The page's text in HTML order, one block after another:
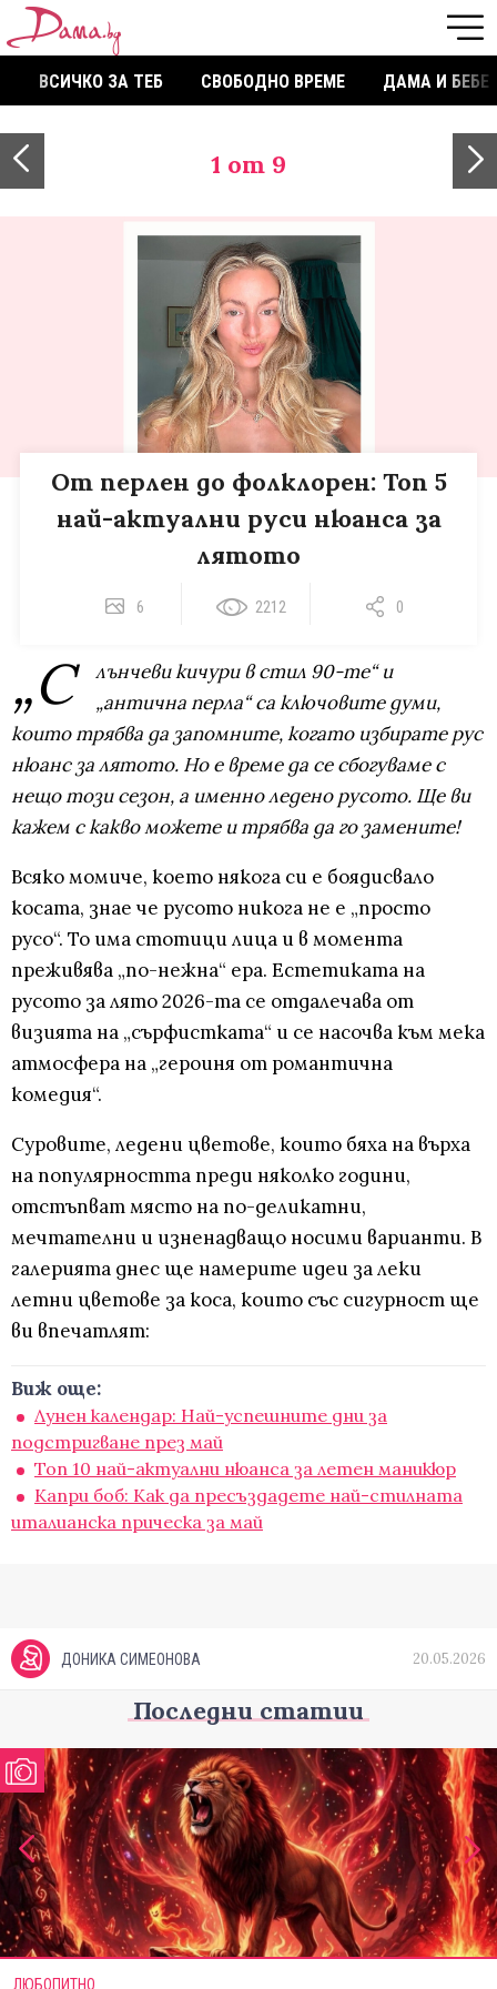
ВСИЧКО ЗА ТЕБ СВОБОДНО ВРЕМЕ ДАМА И БЕБЕ
1 от 9
От перлен до фолклорен: Топ 5
най-актуални руси нюанса за
лятото
6 2212 0
„С
лънчеви кичури в стил 90-те“ и
„антична перла“ са ключовите думи,
които трябва да запомните, когато избирате рус
нюанс за лятото. Но е време да се сбогуваме с
нещо този сезон, а именно ледено русото. Ще ви
кажем с какво можете и трябва да го замените!
Всяко момиче, което някога си е боядисвало
косата, знае че русото никога не е „просто
русо“. То има стотици лица и в момента
преживява „по-нежна“ ера. Естетиката на
русото за лято 2026-та се отдалечава от
визията на „сърфистката“ и се насочва към мека
атмосфера на „героиня от романтична
комедия“.
Суровите, ледени цветове, които бяха на върха
на популярността преди няколко години,
отстъпват място на по-деликатни,
мечтателни и изненадващо носими варианти. В
галерията днес ще намерите идеи за леки
летни цветове за коса, които със сигурност ще
ви впечатлят:
Виж още:
Лунен календар: Най-успешните дни за
подстригване през май
Топ 10 най-актуални нюанса за летен маникюр
Капри боб: Как да пресъздадете най-стилната
италианска прическа за май
ДОНИКА СИМЕОНОВА 20.05.2026
Последни статии
ЛЮБОПИТНО